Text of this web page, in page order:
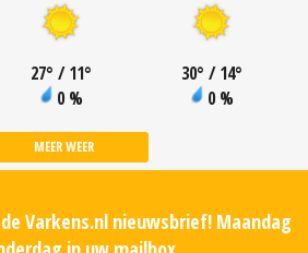
27° / 11°
0 %
30° / 14°
0 %
MEER WEER
Varkens.nl nieuwsbrief! Maandag